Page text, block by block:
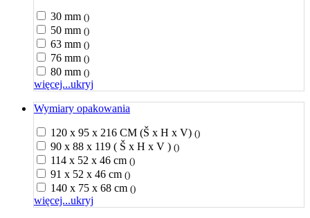
30 mm ()
50 mm ()
63 mm ()
76 mm ()
80 mm ()
więcej...ukryj
Wymiary opakowania
120 x 95 x 216 CM (Š x H x V) ()
90 x 88 x 119 ( Š x H x V ) ()
114 x 52 x 46 cm ()
91 x 52 x 46 cm ()
140 x 75 x 68 cm ()
więcej...ukryj